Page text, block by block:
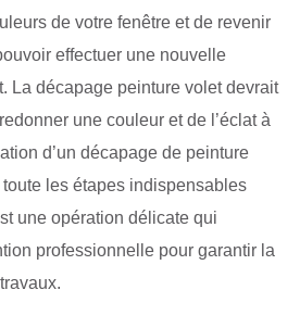
de votre fenêtre et de revenir
effectuer une nouvelle
La décapage peinture volet devrait
une couleur et de l’éclat à
d’un décapage de peinture
les étapes indispensables
une opération délicate qui
professionnelle pour garantir la